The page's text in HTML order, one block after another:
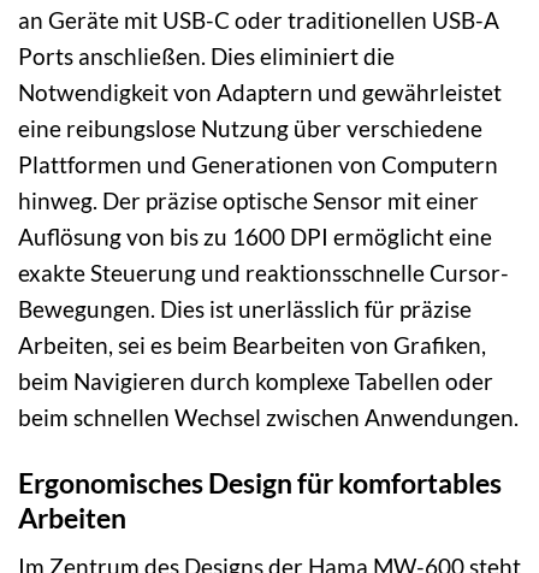
an Geräte mit USB-C oder traditionellen USB-A
Ports anschließen. Dies eliminiert die
Notwendigkeit von Adaptern und gewährleistet
eine reibungslose Nutzung über verschiedene
Plattformen und Generationen von Computern
hinweg. Der präzise optische Sensor mit einer
Auflösung von bis zu 1600 DPI ermöglicht eine
exakte Steuerung und reaktionsschnelle Cursor-
Bewegungen. Dies ist unerlässlich für präzise
Arbeiten, sei es beim Bearbeiten von Grafiken,
beim Navigieren durch komplexe Tabellen oder
beim schnellen Wechsel zwischen Anwendungen.
Ergonomisches Design für komfortables
Arbeiten
Im Zentrum des Designs der Hama MW-600 steht